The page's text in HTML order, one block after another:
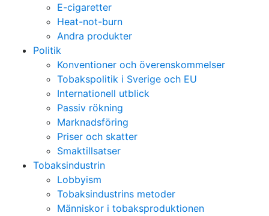
E-cigaretter
Heat-not-burn
Andra produkter
Politik
Konventioner och överenskommelser
Tobakspolitik i Sverige och EU
Internationell utblick
Passiv rökning
Marknadsföring
Priser och skatter
Smaktillsatser
Tobaksindustrin
Lobbyism
Tobaksindustrins metoder
Människor i tobaksproduktionen